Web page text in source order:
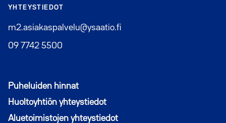
YHTEYSTIEDOT
m2.asiakaspalvelu@ysaatio.fi
09 7742 5500
Puheluiden hinnat
Huoltoyhtiön yhteystiedot
Aluetoimistojen yhteystiedot